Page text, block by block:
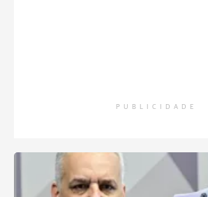
PUBLICIDADE